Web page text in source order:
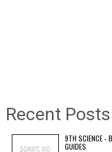
Recent Posts
9TH SCIENCE -
GUIDES